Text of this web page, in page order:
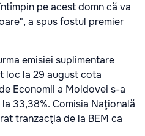
pe acest domn că va
a spus fostul premier
emisiei suplimentare
loc la 29 august cota
Economii a Moldovei s-a
33,38%. Comisia Naţională
tranzacţia de la BEM ca